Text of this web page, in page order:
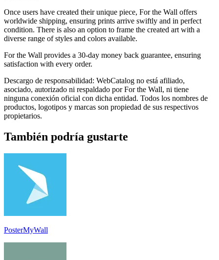
Once users have created their unique piece, For the Wall offers
worldwide shipping, ensuring prints arrive swiftly and in perfect
condition. There is also an option to frame the created art with a
diverse range of styles and colors available.
For the Wall provides a 30-day money back guarantee, ensuring
satisfaction with every order.
Descargo de responsabilidad: WebCatalog no está afiliado,
asociado, autorizado ni respaldado por For the Wall, ni tiene
ninguna conexión oficial con dicha entidad. Todos los nombres de
productos, logotipos y marcas son propiedad de sus respectivos
propietarios.
También podría gustarte
PosterMyWall